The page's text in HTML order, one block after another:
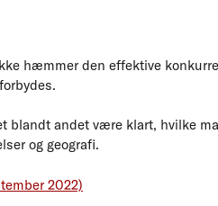
hæmmer den effektive
blandt andet være klart, hvilke
og geografi.
2022)